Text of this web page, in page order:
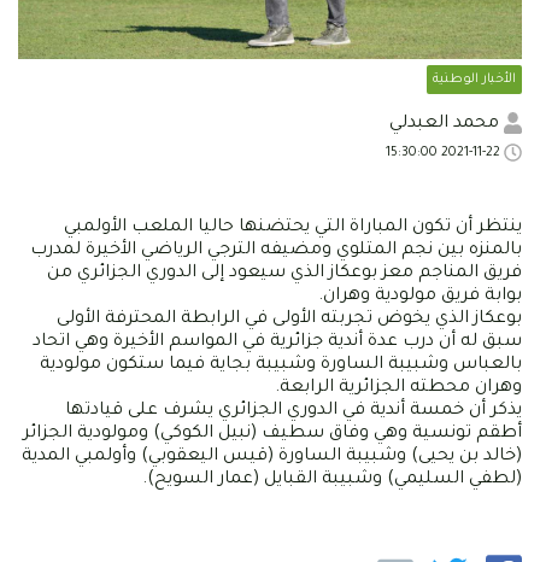
الأخبار الوطنية
محمد العبدلي
ينتظر أن تكون المباراة التي يحتضنها حاليا الملعب الأولمبي
بالمنزه بين نجم المتلوي ومضيفه الترجي الرياضي الأخيرة لمدرب
فريق المناجم معز بوعكاز الذي سيعود إلى الدوري الجزائري من
بوابة فريق مولودية وهران.
بوعكاز الذي يخوض تجربته الأولى في الرابطة المحترفة الأولى
سبق له أن درب عدة أندية جزائرية في المواسم الأخيرة وهي اتحاد
بالعباس وشبيبة الساورة وشبيبة بجاية فيما ستكون مولودية
وهران محطته الجزائرية الرابعة.
يذكر أن خمسة أندية في الدوري الجزائري يشرف على قيادتها
أطقم تونسية وهي وفاق سطيف (نبيل الكوكي) ومولودية الجزائر
(خالد بن يحيى) وشبيبة الساورة (قيس اليعقوبي) وأولمبي المدية
(لطفي السليمي) وشبيبة القبايل (عمار السويح).